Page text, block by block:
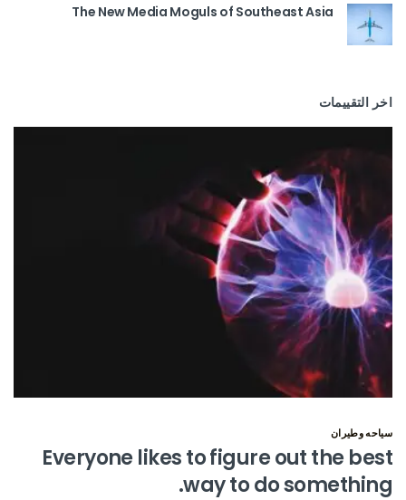
The New Media Moguls of Southeast Asia
اخر التقييمات
سياحه وطيران
Everyone likes to figure out the best
way to do something.